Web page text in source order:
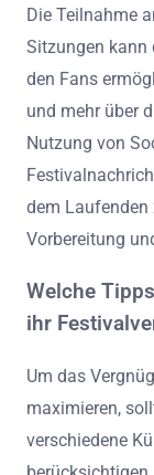
Die Teilnahme
Sitzungen kann
den Fans
und mehr über
Nutzung von
dem Laufenden
Vorbereitung
Welche
ihr
Um das
maximieren,
verschiedene